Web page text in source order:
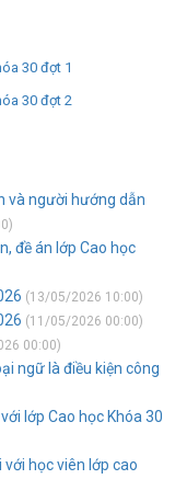
30 đợt 1
30 đợt 2
và người hướng dẫn
đề án lớp Cao học
(13/05/2026 10:00)
(11/05/2026 00:00)
00:00)
ngữ là điều kiện công
lớp Cao học Khóa 30
học viên lớp cao